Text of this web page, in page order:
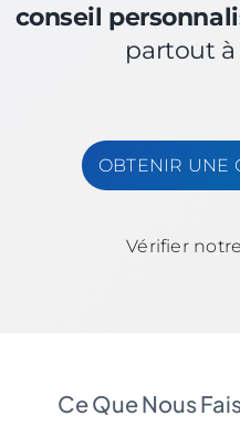
conseil
partout
OBTENIR UNE
Vérifier
Ce Que Nous